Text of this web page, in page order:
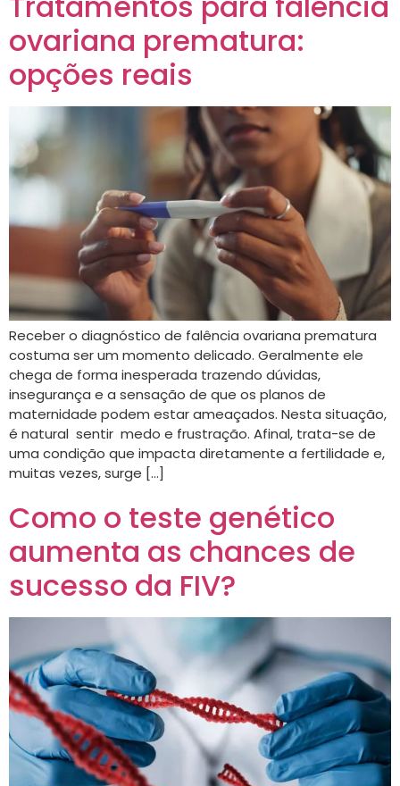
ovariana prematura:
opções reais
Receber o diagnóstico de falência ovariana prematura
costuma ser um momento delicado. Geralmente ele
chega de forma inesperada trazendo dúvidas,
insegurança e a sensação de que os planos de
maternidade podem estar ameaçados. Nesta situação,
é natural sentir medo e frustração. Afinal, trata-se de
uma condição que impacta diretamente a fertilidade e,
muitas vezes, surge […]
Como o teste genético
aumenta as chances de
sucesso da FIV?